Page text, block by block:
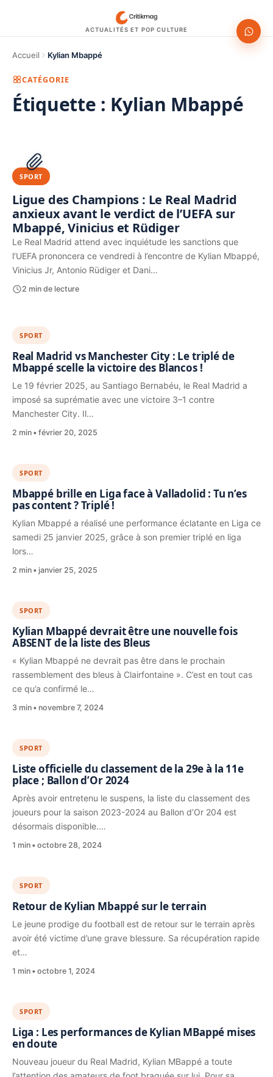
ACTUALITÉS ET POP CULTURE
Accueil Kylian Mbappé
CATÉGORIE
Étiquette : Kylian Mbappé
PUBLICITÉ
SPORT
Ligue des Champions : Le Real Madrid
anxieux avant le verdict de l’UEFA sur
Mbappé, Vinicius et Rüdiger
Le Real Madrid attend avec inquiétude les sanctions que
l’UEFA prononcera ce vendredi à l’encontre de Kylian Mbappé,
Vinicius Jr, Antonio Rüdiger et Dani…
2 min de lecture
SPORT
Real Madrid vs Manchester City : Le triplé de
Mbappé scelle la victoire des Blancos !
Le 19 février 2025, au Santiago Bernabéu, le Real Madrid a
imposé sa suprématie avec une victoire 3–1 contre
Manchester City. Il…
2 min février 20, 2025
SPORT
Mbappé brille en Liga face à Valladolid : Tu n’es
pas content ? Triplé !
Kylian Mbappé a réalisé une performance éclatante en Liga ce
samedi 25 janvier 2025, grâce à son premier triplé en liga
lors…
2 min janvier 25, 2025
SPORT
Kylian Mbappé devrait être une nouvelle fois
ABSENT de la liste des Bleus
« Kylian Mbappé ne devrait pas être dans le prochain
rassemblement des bleus à Clairfontaine ». C’est en tout cas
ce qu’a confirmé le…
3 min novembre 7, 2024
SPORT
Liste officielle du classement de la 29e à la 11e
place ; Ballon d’Or 2024
Après avoir entretenu le suspens, la liste du classement des
joueurs pour la saison 2023-2024 au Ballon d’Or 204 est
désormais disponible.…
1 min octobre 28, 2024
SPORT
Retour de Kylian Mbappé sur le terrain
Le jeune prodige du football est de retour sur le terrain après
avoir été victime d’une grave blessure. Sa récupération rapide
et…
1 min octobre 1, 2024
SPORT
Liga : Les performances de Kylian MBappé mises
en doute
Nouveau joueur du Real Madrid, Kylian MBappé a toute